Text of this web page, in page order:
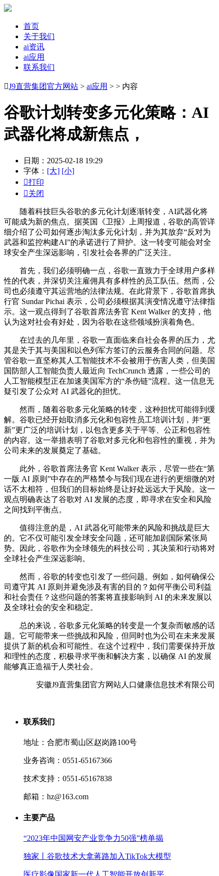
首页
关于我们
ai资讯
ai应用
联系我们
J9直营集团官方网站 > ai应用 > > 内容
谷歌计划转变多元化策略：AI
武器化将成新焦点，
日期：2025-02-18 19:29
字体： [大] [小]
打印
关闭
随着科技巨头谷歌的多元化计划逐渐转变，AI武器化将
可能成为新的焦点。据英国《卫报》上周报道，谷歌的高管详
细介绍了公司如何逐步淘汰多元化计划，并为其放弃“反对为
武器和监控构建AI”的承诺进行了辩护。这一转变可能会对全
球安全产生深远影响，引发社会各界的广泛关注。
首先，我们必须明确一点，谷歌一直致力于全球用户多样
性的代表，并深切关注雇佣具有多样性的员工队伍。然而，公
司也必须遵守其运营地的法律法规。在此背景下，谷歌首席执
行官 Sundar Pichai 表示，公司必须根据其演变情况遵守法律指
示。这一观点得到了谷歌首席法务官 Kent Walker 的支持，他
认为这对社会有好处，因为谷歌在这些领域扮演着角色。
在过去的几年里，谷歌一直面临来自社会各界的压力，尤
其是关于其与美国和以色列军方签订的云服务合同的问题。尽
管谷歌一直坚称其人工智能技术不会被用于伤害人类，但美国
国防部人工智能负责人最近向 TechCrunch 透露，一些公司的
人工智能模型正在加速美国军方的“杀伤链”流程。这一信息无
疑引发了公众对 AI 武器化的担忧。
然而，随着谷歌多元化策略的转变，这种担忧可能得到缓
解。谷歌已经开始取消多元化和包容性员工培训计划，并“更
新”更广泛的培训计划，以包含更多关于平等、公正和包容性
的内容。这一举措表明了谷歌对多元化和包容性的重视，并为
公司未来的发展奠定了基础。
此外，谷歌首席法务官 Kent Walker 表示，尽管一些在“第
一版 AI 原则”中存在的严格禁令与我们现在进行的更细微的对
话不太相符，但我们的目标始终是让好处远远大于风险。这一
观点明确表达了谷歌对 AI 发展的态度，即寻求在安全和风险
之间找到平衡点。
值得注意的是，AI 武器化可能带来的风险和挑战是巨大
的。它不仅可能引发全球安全问题，还可能加剧国际紧张局
势。因此，谷歌作为全球领先的科技公司，其决策和行动将对
全球社会产生深远影响。
然而，谷歌的转变也引发了一些问题。例如，如何确保公
司遵守其 AI 原则并避免涉及有害的目的？如何平衡公司利益
和社会责任？这些问题的答案将直接影响到 AI 的未来发展以
及全球社会的安全和稳定。
总的来说，谷歌多元化策略的转变是一个复杂而敏感的话
题。它可能带来一些挑战和风险，但同时也为公司在未来发展
提供了新的机会和可能性。在这个过程中，我们需要保持开放
和理性的态度，积极寻求平衡和解决方案，以确保 AI 的发展
能够真正造福于人类社会。
安徽J9直营集团官方网站人口健康信息技术有限公司
联系我们
地址：合肥市蜀山区赵岗路100号
业务咨询：0551-65167366
技术支持：0551-65167838
邮箱：hz@163.com
主要产品
“2023年中国网安产业竞争力50强”榜单揭
独家丨谷歌技术大拿蒋路加入TikTok大模型
医疗影像国家新一代人工智能开放创新平